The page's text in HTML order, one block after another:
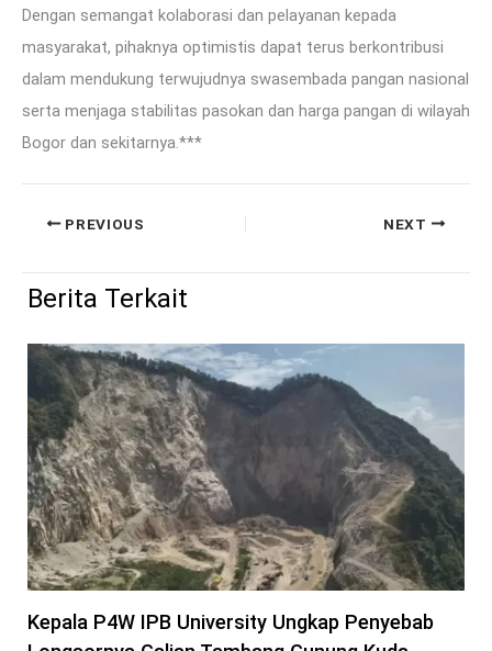
Dengan semangat kolaborasi dan pelayanan kepada
masyarakat, pihaknya optimistis dapat terus berkontribusi
dalam mendukung terwujudnya swasembada pangan nasional
serta menjaga stabilitas pasokan dan harga pangan di wilayah
Bogor dan sekitarnya.***
PREVIOUS NEXT
Berita Terkait
Kepala P4W IPB University Ungkap Penyebab